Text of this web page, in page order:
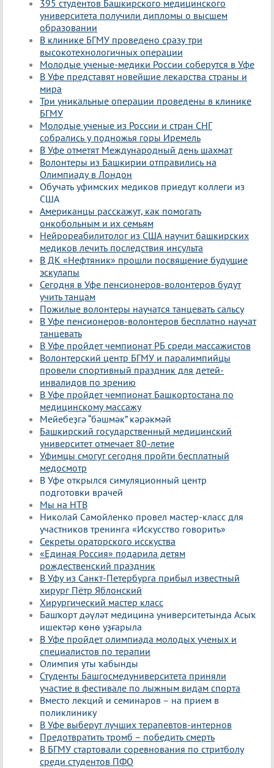
395 студентов Башкирского медицинского
университета получили дипломы о высшем
образовании
В клинике БГМУ проведено сразу три
высокотехнологичных операции
Молодые ученые-медики России соберутся в Уфе
В Уфе представят новейшие лекарства страны и
мира
Три уникальные операции проведены в клинике
БГМУ
Молодые ученые из России и стран СНГ
собрались у подножья горы Иремель
В Уфе отметят Международный день шахмат
Волонтеры из Башкирии отправились на
Олимпиаду в Лондон
Обучать уфимских медиков приедут коллеги из
США
Американцы расскажут, как помогать
онкобольным и их семьям
Нейрореабилитолог из США научит башкирских
медиков лечить последствия инсульта
В ДК «Нефтяник» прошли посвящение будущие
эскулапы
Сегодня в Уфе пенсионеров-волонтеров будут
учить танцам
Пожилые волонтеры научатся танцевать сальсу
В Уфе пенсионеров-волонтеров бесплатно научат
танцевать
В Уфе пройдет чемпионат РБ среди массажистов
Волонтерский центр БГМУ и паралимпийцы
провели спортивный праздник для детей-
инвалидов по зрению
В Уфе пройдет чемпионат Башкортостана по
медицинскому массажу
Мейебеҙгә “бәшмәк” кәрәкмәй
Башкирский государственный медицинский
университет отмечает 80-летие
Уфимцы смогут сегодня пройти бесплатный
медосмотр
В Уфе открылся симуляционный центр
подготовки врачей
Мы на НТВ
Николай Самойленко провел мастер-класс для
участников тренинга «Искусство говорить»
Секреты ораторского исскуства
«Единая Россия» подарила детям
рождественский праздник
В Уфу из Санкт-Петербурга прибыл известный
хирург Пётр Яблонский
Хирургический мастер класс
Башҡорт дәүләт медицина университетында Асыҡ
ишектәр көнө уҙғарыла
В Уфе пройдет олимпиада молодых ученых и
специалистов по терапии
Олимпия уты ҡабынды
Студенты Башгосмедуниверситета приняли
участие в фестивале по лыжным видам спорта
Вместо лекций и семинаров – на прием в
поликлинику
В Уфе выберут лучших терапевтов-интернов
Предотвратить тромб – победить смерть
В БГМУ стартовали соревнования по стритболу
среди студентов ПФО